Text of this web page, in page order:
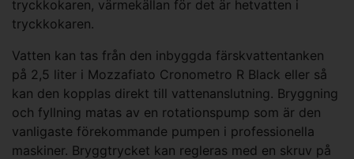
tryckkokaren, värmekällan för det är hetvatten i
tryckkokaren.
Vatten kan tas från den inbyggda färskvattentanken
på 2,5 liter i Mozzafiato Cronometro R Black eller så
kan den kopplas direkt till vattenanslutning. Bryggning
och fyllning matas av en rotationspump som är den
vanligaste förekommande pumpen i professionella
maskiner. Bryggtrycket kan regleras med en skruv på